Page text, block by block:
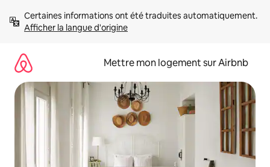
directement
Afficher la langue d'origine
Mettre mon logement sur Airbnb